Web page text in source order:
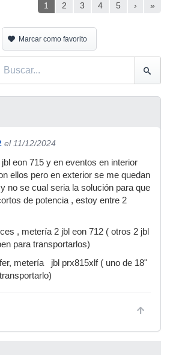
1 2 3 4 5 › »
Marcar como favorito
el 11/12/2024
eon 715 y en eventos en interior
ellos pero en exterior se me quedan
no se cual seria la solución para que
de potencia , estoy entre 2
, metería 2 jbl eon 712 ( otros 2 jbl
para transportarlos)
metería jbl prx815xlf ( uno de 18"